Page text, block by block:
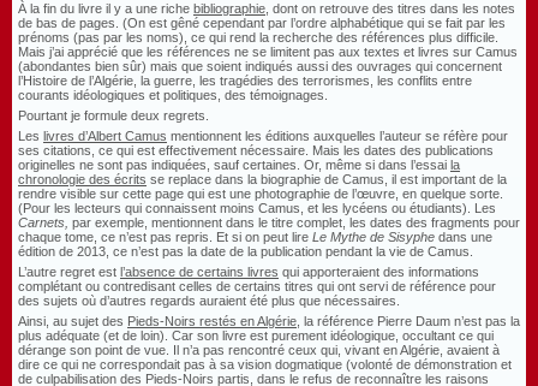
À la fin du livre il y a une riche bibliographie , dont on retrouve des titres dans les notes
de bas de pages. (On est gêné cependant par l’ordre alphabétique qui se fait par les
prénoms (pas par les noms), ce qui rend la recherche des références plus difficile.
Mais j’ai apprécié que les références ne se limitent pas aux textes et livres sur Camus
(abondantes bien sûr) mais que soient indiqués aussi des ouvrages qui concernent
l’Histoire de l’Algérie, la guerre, les tragédies des terrorismes, les conflits entre
courants idéologiques et politiques, des témoignages.
Pourtant je formule deux regrets.
Les livres d’Albert Camus mentionnent les éditions auxquelles l’auteur se réfère pour
ses citations, ce qui est effectivement nécessaire. Mais les dates des publications
originelles ne sont pas indiquées, sauf certaines. Or, même si dans l’essai la
chronologie des écrits se replace dans la biographie de Camus, il est important de la
rendre visible sur cette page qui est une photographie de l’œuvre, en quelque sorte.
(Pour les lecteurs qui connaissent moins Camus, et les lycéens ou étudiants). Les
Carnets, par exemple, mentionnent dans le titre complet, les dates des fragments pour
chaque tome, ce n’est pas repris. Et si on peut lire Le Mythe de Sisyphe dans une
édition de 2013, ce n’est pas la date de la publication pendant la vie de Camus.
L’autre regret est l’absence de certains livres qui apporteraient des informations
complétant ou contredisant celles de certains titres qui ont servi de référence pour
des sujets où d’autres regards auraient été plus que nécessaires.
Ainsi, au sujet des Pieds-Noirs restés en Algérie , la référence Pierre Daum n’est pas la
plus adéquate (et de loin). Car son livre est purement idéologique, occultant ce qui
dérange son point de vue. Il n’a pas rencontré ceux qui, vivant en Algérie, avaient à
dire ce qui ne correspondait pas à sa vision dogmatique (volonté de démonstration et
de culpabilisation des Pieds-Noirs partis, dans le refus de reconnaître les raisons